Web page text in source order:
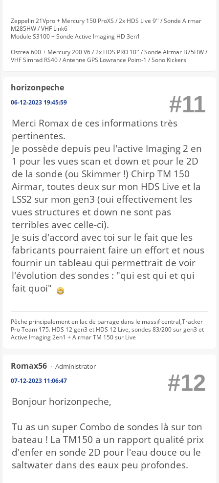
Zeppelin 21Vpro + Mercury 150 ProXS / 2x HDS Live 9'' / Sonde Airmar
M285HW / VHF Link6
Module S3100 + Sonde Active Imaging HD 3en1
Ostrea 600 + Mercury 200 V6 / 2x HDS PRO 10'' / Sonde Airmar B75HW /
VHF Simrad RS40 / Antenne GPS Lowrance Point-1 / Sono Kickers
horizonpeche
06-12-2023 19:45:59 #11
Merci Romax de ces informations très
pertinentes.
Je possède depuis peu l'active Imaging 2 en
1 pour les vues scan et down et pour le 2D
de la sonde (ou Skimmer !) Chirp TM 150
Airmar, toutes deux sur mon HDS Live et la
LSS2 sur mon gen3 (oui effectivement les
vues structures et down ne sont pas
terribles avec celle-ci).
Je suis d'accord avec toi sur le fait que les
fabricants pourraient faire un effort et nous
fournir un tableau qui permettrait de voir
l'évolution des sondes : "qui est qui et qui
fait quoi"
Pêche principalement en lac de barrage dans le massif central,Tracker
Pro Team 175. HDS 12 gen3 et HDS 12 Live, sondes 83/200 sur gen3 et
Active Imaging 2en1 + Airmar TM 150 sur Live
Romax56 Administrator
07-12-2023 11:06:47 #12
Bonjour horizonpeche,
Tu as un super Combo de sondes là sur ton
bateau ! La TM150 a un rapport qualité prix
d'enfer en sonde 2D pour l'eau douce ou le
saltwater dans des eaux peu profondes.